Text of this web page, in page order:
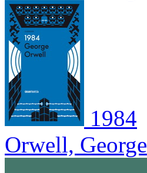
1984
Orwell, George